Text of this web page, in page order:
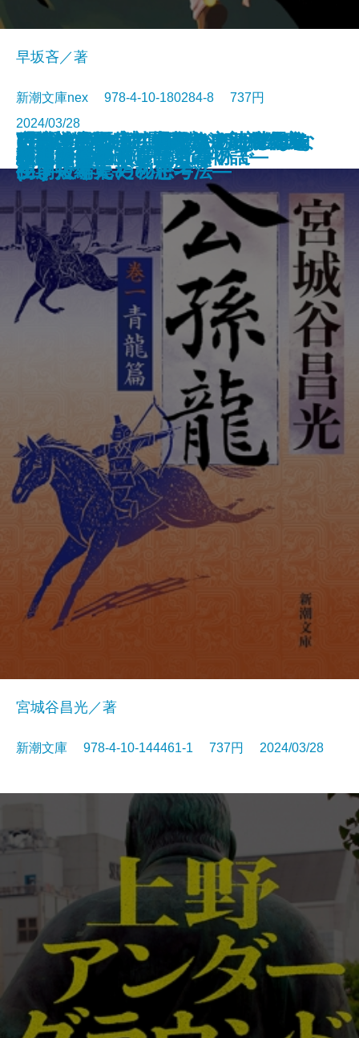
令和元年のテロリズム
ごんぎつね でんでんむしのかな
しみ―新美南吉傑作選―
古くてあたらしい仕事
絆―棋士たち 師弟の物語―
ごんぎつねの夢
小説8050
AI監獄ウイグル
夜の人々
可能性の怪物 文豪とアルケミス
ト短編集
VR浮遊館の謎―探偵AIのリアル・
ディープラーニング―
早坂吝／著
新潮文庫nex 978-4-10-180284-8 737円
2024/03/28
公孫龍 巻一 青龍篇
宮城谷昌光／著
新潮文庫 978-4-10-144461-1 737円 2024/03/28
上野アンダーグラウンド
おカネの教室―僕らがおかしなク
ラブで学んだ秘密―
羅城門に啼く
「科学的」は武器になる―世界を
生き抜くための思考法―
放浪・雪の夜―織田作之助傑作集
―
(霊媒の話より)題未定―安部公房
初期短編集―
空白の意匠―初期ミステリ傑作集
(二)―
わたしの名前を消さないで
幽世の薬剤師6